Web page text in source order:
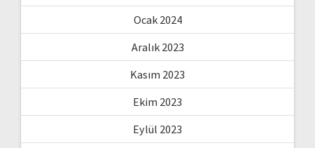
Ocak 2024
Aralık 2023
Kasım 2023
Ekim 2023
Eylül 2023